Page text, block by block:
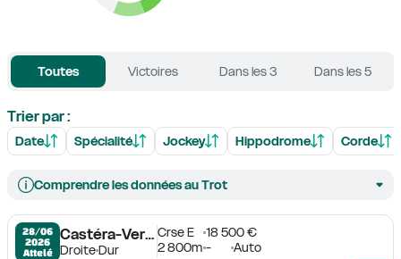
Toutes Victoires Dans les 3 Dans les 5
Trier par :
Date Spécialité Jockey Hippodrome Corde
Comprendre les données au Trot
28/06
2026
Attelé
Castéra-Verduzan
DroiteDur
Crse E
18 500 €
2 800m - Auto